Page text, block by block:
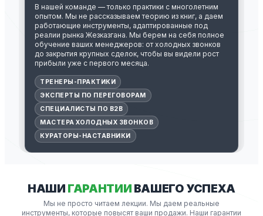
В нашей команде — только практики с многолетним
опытом. Мы не рассказываем теорию из книг, а даем
работающие инструменты, адаптированные под
реалии рынка Жезказгана. Мы берем на себя полное
обучение ваших менеджеров: от холодных звонков
до закрытия крупных сделок, чтобы вы видели рост
прибыли уже с первого месяца.
ТРЕНЕРЫ-ПРАКТИКИ
ЭКСПЕРТЫ ПО ПЕРЕГОВОРАМ
СПЕЦИАЛИСТЫ ПО B2B
МАСТЕРА ХОЛОДНЫХ ЗВОНКОВ
КУРАТОРЫ-НАСТАВНИКИ
НАШИ ГАРАНТИИ ВАШЕГО УСПЕХА
Мы не просто читаем лекции. Мы даем реальные
инструменты, которые повысят ваши продажи. Наши гарантии